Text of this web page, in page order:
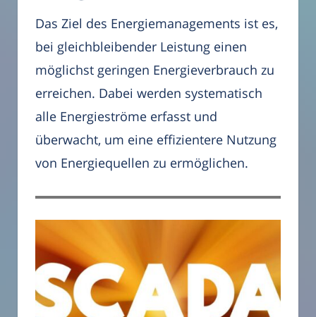
Das Ziel des Energiemanagements ist es,
bei gleichbleibender Leistung einen
möglichst geringen Energieverbrauch zu
erreichen. Dabei werden systematisch
alle Energieströme erfasst und
überwacht, um eine effizientere Nutzung
von Energiequellen zu ermöglichen.